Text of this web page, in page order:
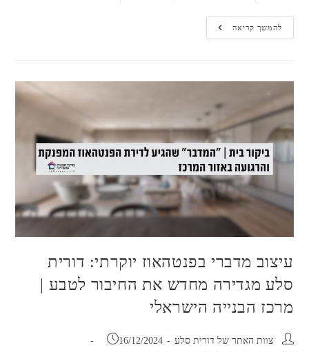
להמשך קריאהעיצוב
עכשווי
מתוך
וואלה
עיצוב מדברי בפנטהאוז יוקרתי: דורית
סלע מגדירה מחדש את החיבור לטבע |
מרכז הבנייה הישראלי
מחבר:צוות האתר של דורית סלע פורסם:
16/12/2024